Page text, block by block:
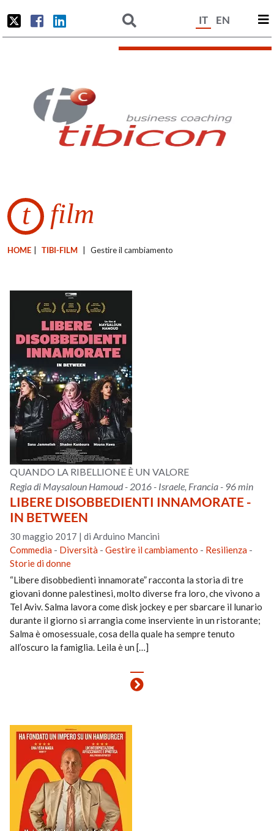
IT EN
t film
HOME TIBI-FILM Gestire il cambiamento
QUANDO LA RIBELLIONE È UN VALORE
Regia di Maysaloun Hamoud - 2016 - Israele, Francia - 96 min
LIBERE DISOBBEDIENTI INNAMORATE -
IN BETWEEN
30 maggio 2017 |di Arduino Mancini
Commedia - Diversità -Gestire il cambiamento - Resilienza -
Storie di donne
“Libere disobbedienti innamorate” racconta la storia di tre
giovani donne palestinesi, molto diverse fra loro, che vivono a
Tel Aviv. Salma lavora come disk jockey e per sbarcare il lunario
durante il giorno si arrangia come inserviente in un ristorante;
Salma è omosessuale, cosa della quale ha sempre tenuto
all’oscuro la famiglia. Leila è un […]